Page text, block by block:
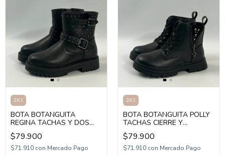
2X1
BOTA BOTANGUITA
REGINA TACHAS Y DOS
HEBILLAS 30-36 (1BOREG)
$79.900
$71.910 con Mercado Pago
2X1
BOTA BOTANGUITA POLLY
TACHAS CIERRE Y
CORDON 30-36
(1BOPOLLY)
$79.900
$71.910 con Mercado Pago